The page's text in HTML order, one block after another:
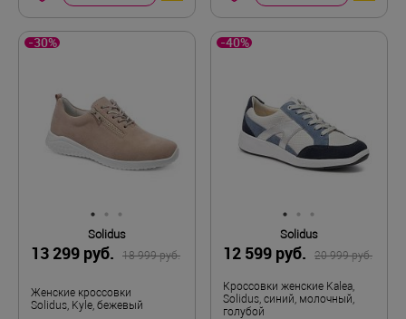
-30%
Solidus
13 299 руб. 18 999 руб.
Женские кроссовки
Solidus, Kyle, бежевый
-40%
Solidus
12 599 руб. 20 999 руб.
Кроссовки женские Kalea,
Solidus, синий, молочный,
голубой